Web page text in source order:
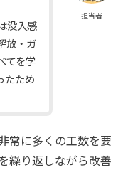
担当者
没入感
放・ガ
てを学
たため
常に多くの工数を要
繰り返しながら改善